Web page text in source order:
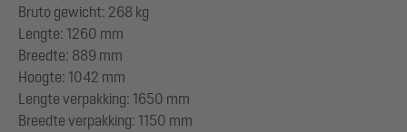
Bruto gewicht: 268 kg
Lengte: 1260 mm
Breedte: 889 mm
Hoogte: 1042 mm
Lengte verpakking: 1650 mm
Breedte verpakking: 1150 mm